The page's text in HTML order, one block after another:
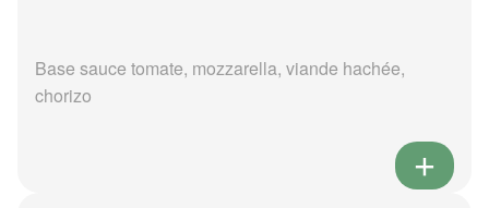
Base sauce tomate, mozzarella, viande hachée,
chorizo